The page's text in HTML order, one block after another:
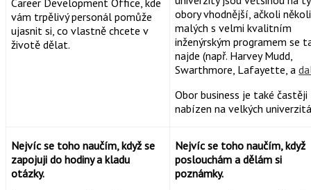
vám trpělivý personál pomůže
ujasnit si, co vlastně chcete v
životě dělat.
obory vhodnější, ačkoli
malých s velmi kvalitním
inženýrským programem se
najde (např. Harvey Mudd,
Swarthmore, Lafayette, a
Obor business je také častěji
nabízen na velkých
Nejvíc se toho naučím, když se
zapojuji do hodiny a kladu
otázky.
Nejvíc se toho naučím, když
poslouchám a dělám si
poznámky.